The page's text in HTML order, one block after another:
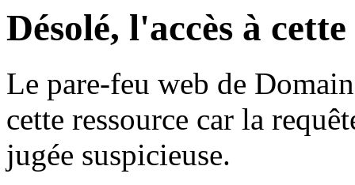
Désolé, l'accès à
Le pare-feu web de
cette ressource car la
jugée suspicieuse.